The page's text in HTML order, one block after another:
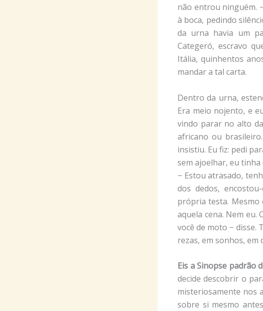
não entrou ninguém.
à boca, pedindo
da urna havia um
Categeró, escravo
Itália, quinhentos
mandar a tal carta.
Dentro da urna,
Era meio nojento, e
vindo parar no alto
africano ou
insistiu. Eu fiz: pedi
sem ajoelhar, eu tinha
− Estou atrasado,
dos dedos,
própria testa. Mesmo
aquela cena. Nem eu.
você de moto − disse.
rezas, em sonhos, em
Eis a Sinopse padrão
decide descobrir o
misteriosamente nos
sobre si mesmo